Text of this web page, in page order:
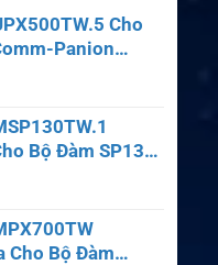
Cho
Panion
CP0515
Bộ Đàm SP130,
SL55
Cho Bộ Đàm